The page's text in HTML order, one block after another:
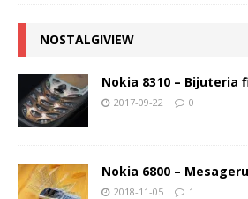
NOSTALGIVIEW
Nokia 8310 – Bijuteria
2017-09-22 0
Nokia 6800 –
2018-11-05 1